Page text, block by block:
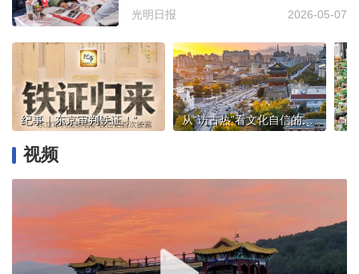
光明日报 2026-05-07
纪事｜东京审判铁证！“萨顿日记”归来，填补至关重要拼图 从“访古热”看文化自信的鲜活表达
视频